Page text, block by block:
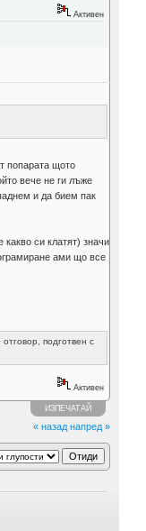
Активен
попарата щото
вече не ги лъже
и да бием пак
си клатят) значи
ами що все
подготвен с
Активен
ИЗПЕЧАТАЙ
« назад напред »